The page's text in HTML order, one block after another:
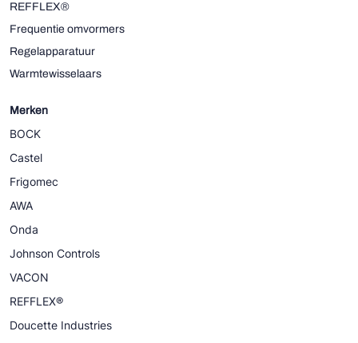
REFFLEX®
Frequentie omvormers
Regelapparatuur
Warmtewisselaars
Merken
BOCK
Castel
Frigomec
AWA
Onda
Johnson Controls
VACON
REFFLEX®
Doucette Industries